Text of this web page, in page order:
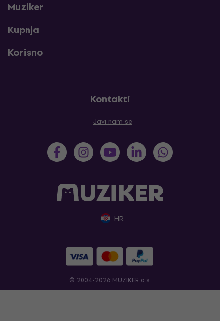
Muziker
Kupnja
Korisno
Kontakti
Javi nam se
HR
© 2004-2026 MUZIKER a.s.